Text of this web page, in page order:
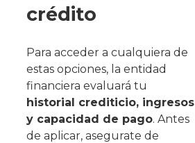
crédito
Para acceder a cualquiera de
estas opciones, la entidad
financiera evaluará tu
historial crediticio, ingresos
y capacidad de pago. Antes
de aplicar, asegurate de